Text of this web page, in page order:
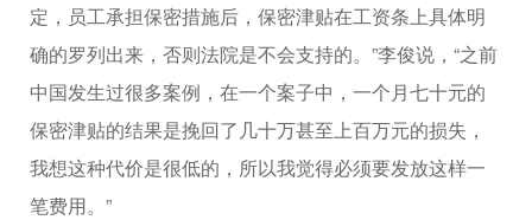
定，员工承担保密措施后，保密津贴在工资条上具体明
确的罗列出来，否则法院是不会支持的。”李俊说，“之前
中国发生过很多案例，在一个案子中，一个月七十元的
保密津贴的结果是挽回了几十万甚至上百万元的损失，
我想这种代价是很低的，所以我觉得必须要发放这样一
笔费用。”